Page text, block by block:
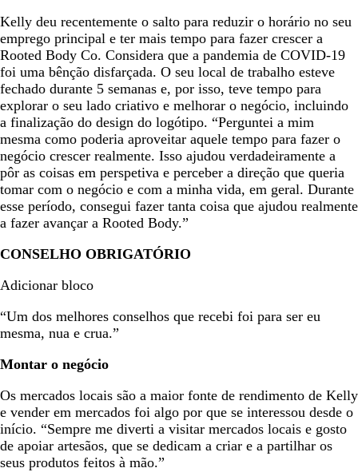
Kelly deu recentemente o salto para reduzir o horário no seu
emprego principal e ter mais tempo para fazer crescer a
Rooted Body Co. Considera que a pandemia de COVID-19
foi uma bênção disfarçada. O seu local de trabalho esteve
fechado durante 5 semanas e, por isso, teve tempo para
explorar o seu lado criativo e melhorar o negócio, incluindo
a finalização do design do logótipo. “Perguntei a mim
mesma como poderia aproveitar aquele tempo para fazer o
negócio crescer realmente. Isso ajudou verdadeiramente a
pôr as coisas em perspetiva e perceber a direção que queria
tomar com o negócio e com a minha vida, em geral. Durante
esse período, consegui fazer tanta coisa que ajudou realmente
a fazer avançar a Rooted Body.”
CONSELHO OBRIGATÓRIO
Adicionar bloco
“Um dos melhores conselhos que recebi foi para ser eu
mesma, nua e crua.”
Montar o negócio
Os mercados locais são a maior fonte de rendimento de Kelly
e vender em mercados foi algo por que se interessou desde o
início. “Sempre me diverti a visitar mercados locais e gosto
de apoiar artesãos, que se dedicam a criar e a partilhar os
seus produtos feitos à mão.”